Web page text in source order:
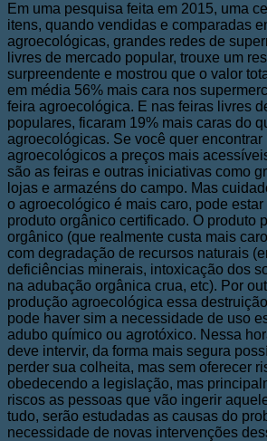
Em uma pesquisa feita em 2015, uma
itens, quando vendidas e comparadas
agroecológicas, grandes redes de
livres de mercado popular, trouxe um
surpreendente e mostrou que o valor
em média 56% mais cara nos
feira agroecológica. E nas feiras livres
populares, ficaram 19% mais caras do
agroecológicas. Se você quer encontrar
agroecológicos a preços mais
são as feiras e outras iniciativas como
lojas e armazéns do campo. Mas
o agroecológico é mais caro, pode
produto orgânico certificado. O produto
orgânico (que realmente custa mais
com degradação de recursos naturais
deficiências minerais, intoxicação dos
na adubação orgânica crua, etc). Por
produção agroecológica essa
pode haver sim a necessidade de uso
adubo químico ou agrotóxico. Nessa
deve intervir, da forma mais segura
perder sua colheita, mas sem oferecer
obedecendo a legislação, mas
riscos as pessoas que vão ingerir
tudo, serão estudadas as causas do
necessidade de novas intervenções